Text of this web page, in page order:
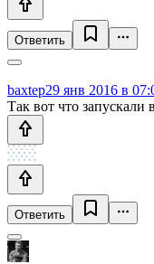
Ответить
baxtep29 янв 2016 в
Так вот что
Ответить